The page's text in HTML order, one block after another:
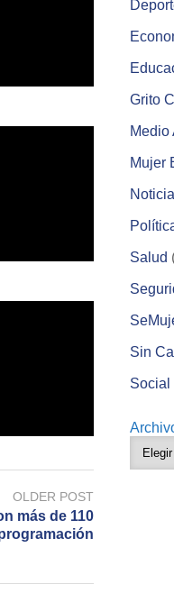
OLDER POST
más de 110
Grito
Medio
Mujer
Salud
Sin
Social